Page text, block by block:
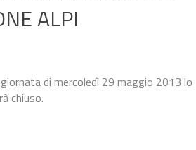
ALPI
di mercoledì 29 maggio 2013 lo
chiuso.